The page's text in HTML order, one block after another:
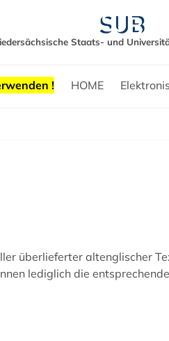
Staats- und
! HOME
überlieferter altenglischer
lediglich die